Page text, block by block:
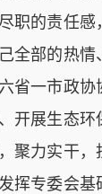
职的责任感
全部的热情
省一市政协
开展生态环
聚力实干，
挥专委会基